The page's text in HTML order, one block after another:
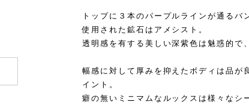
トップに３本のパープルラインが通るバ
使用された鉱石はアメシスト。
透明感を有する美しい深紫色は魅惑的で
幅感に対して厚みを抑えたボディは品が
イント。
癖の無いミニマムなルックスは様々なシ